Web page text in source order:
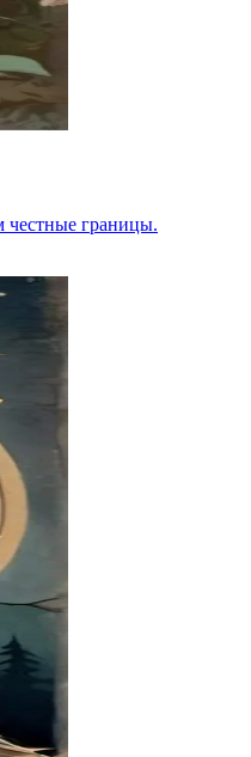
честные границы.